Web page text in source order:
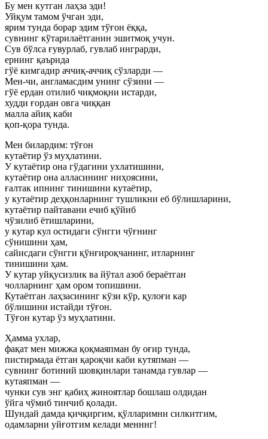
Бу мен кутган лаҳза эди!
Уйқум тамом ўчган эди,
ярим тунда борар эдим тўғон ёққа,
сувнинг кўтарилаётганин эшитмоқ учун.
Сув бўлса ғувурлаб, гувлаб инграрди,
ернинг қаърида
гўё кимгадир аччиқ-аччиқ сўзларди —
Мен-чи, англамасдим унинг сўзини —
гўё ердан отилиб чиқмоқни истарди,
худди ғордан овга чиққан
малла айиқ каби
қоп-қора тунда.
Мен билардим: тўғон
кутаётир ўз муҳлатини.
У кутаётир она гўдагини ухлатишини,
кутаётир она алласининг ниҳоясини,
ғалтак ипнинг тинишини кутаётир,
у кутаётир деҳқонларнинг тушликни еб бўлишларини,
кутаётир пайтавани ечиб қўйиб
чўзилиб ётишларини,
у кутар кул остидаги сўнгги чўғнинг
сўнишини ҳам,
сайисдаги сўнгги қўнғироқчанинг, итларнинг
тинишини ҳам.
У кутар уйқусизлик ва йўтал азоб бераётган
чолларнинг ҳам ором топишини.
Кутаётган лаҳзасининг кўзи кўр, қулоғи кар
бўлишини истайди тўғон.
Тўғон кутар ўз муҳлатини.
Ҳамма ухлар,
фақат мен мижжа қоқмаяпман бу оғир тунда,
пистирмада ётган қароқчи каби кутяпман —
сувнинг ботиний шовқинлари танамда гувлар —
кутаяпман —
чунки сув энг қабиҳ жиноятлар бошлаш олдидан
ўйга чўмиб тинчиб қолади.
Шундай дамда қичқиргим, қўлларимни силкитгим,
одамларни уйғотгим келади менннг!